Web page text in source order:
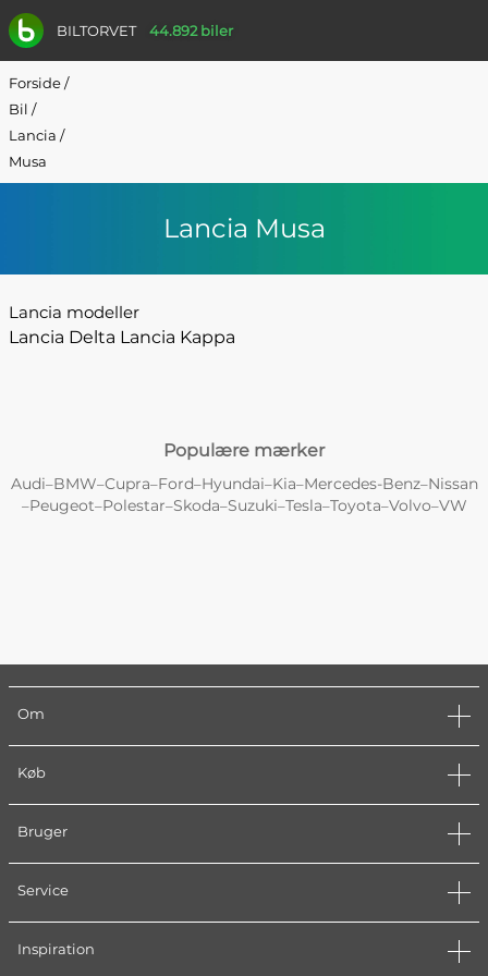
BILTORVET 44.892 biler
Forside/
Bil /
Lancia /
Musa
Lancia Musa
Lancia modeller
Lancia Delta Lancia Kappa
Populære mærker
Audi–BMW–Cupra–Ford–Hyundai–Kia–Mercedes-Benz–Nissan
–Peugeot–Polestar–Skoda–Suzuki–Tesla–Toyota–Volvo–VW
Om
Køb
Bruger
Service
Inspiration